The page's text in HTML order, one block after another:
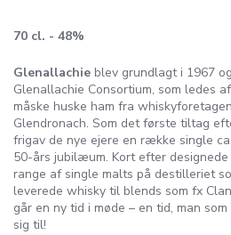
70 cl. - 48%
Glenallachie blev grundlagt i 1967
Glenallachie Consortium, som ledes
måske huske ham fra
Glendronach. Som det første tiltag
frigav de nye ejere en række single
50-års jubilæum. Kort efter designede
range af single malts på destilleriet
leverede whisky til blends som fx
går en ny tid i møde – en tid, man
sig til!